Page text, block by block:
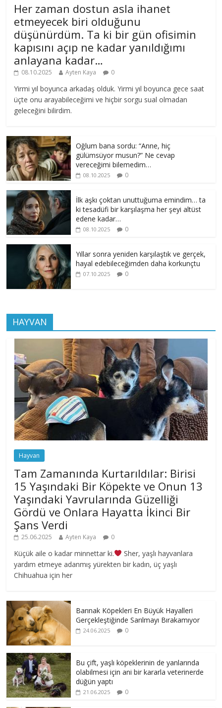
Her zaman dostun asla ihanet
etmeyecek biri olduğunu
düşünürdüm. Ta ki bir gün ofisimin
kapısını açıp ne kadar yanıldığımı
anlayana kadar…
08.10.2025 Ayten Kaya 0
Yirmi yıl boyunca arkadaş olduk. Yirmi yıl boyunca gece saat
üçte onu arayabileceğimi ve hiçbir sorgu sual olmadan
geleceğini bilirdim.
Oğlum bana sordu: “Anne, hiç
gülümsüyor musun?” Ne cevap
vereceğimi bilemedim…
08.10.2025 0
İlk aşkı çoktan unuttuğuma emindim… ta
ki tesadüfi bir karşılaşma her şeyi altüst
edene kadar…
08.10.2025 0
Yıllar sonra yeniden karşılaştık ve gerçek,
hayal edebileceğimden daha korkunçtu
07.10.2025 0
HAYVAN
Hayvan
Tam Zamanında Kurtarıldılar: Birisi
15 Yaşındaki Bir Köpekte ve Onun 13
Yaşındaki Yavrularında Güzelliği
Gördü ve Onlara Hayatta İkinci Bir
Şans Verdi
25.06.2025 Ayten Kaya 0
Küçük aile o kadar minnettar ki.
Sher, yaşlı hayvanlara
yardım etmeye adanmış yürekten bir kadın, üç yaşlı
Chihuahua için her
Barınak Köpekleri En Büyük Hayalleri
Gerçekleştiğinde Sarılmayı Bırakamıyor
24.06.2025 0
Bu çift, yaşlı köpeklerinin de yanlarında
olabilmesi için ani bir kararla veterinerde
düğün yaptı
21.06.2025 0